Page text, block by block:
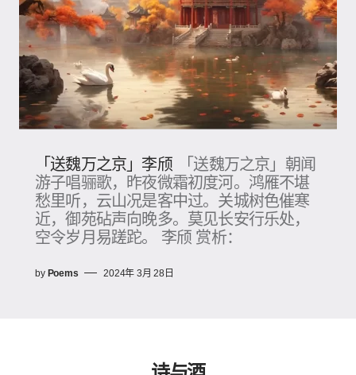
「送魏万之京」李颀
「送魏万之京」朝闻
游子唱骊歌，昨夜微霜初度河。鸿雁不堪
愁里听，云山况是客中过。关城树色催寒
近，御苑砧声向晚多。莫见长安行乐处，
空令岁月易蹉跎。 李颀 赏析：
by Poems 2024年 3月 28日